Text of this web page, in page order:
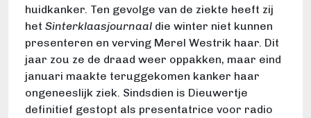
huidkanker. Ten gevolge van de ziekte heeft zij
het Sinterklaasjournaal die winter niet kunnen
presenteren en verving Merel Westrik haar. Dit
jaar zou ze de draad weer oppakken, maar eind
januari maakte teruggekomen kanker haar
ongeneeslijk ziek. Sindsdien is Dieuwertje
definitief gestopt als presentatrice voor radio